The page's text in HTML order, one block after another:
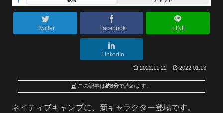
Twitter Facebook LINE
LinkedIn
2022.11.22 2022.01.13
この記事は約8分で読めます。
ネイティブキャンプに、新キャラクター登場です。